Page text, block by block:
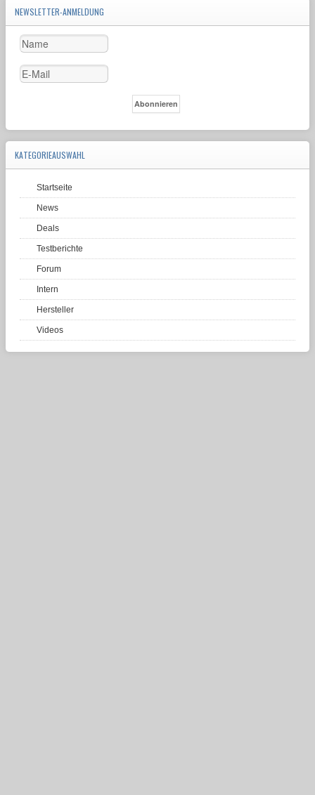
NEWSLETTER-ANMELDUNG
KATEGORIEAUSWAHL
Startseite
News
Deals
Testberichte
Forum
Intern
Hersteller
Videos